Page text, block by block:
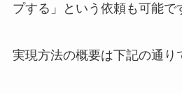
プする」という依頼も可能で
実現方法の概要は下記の通り